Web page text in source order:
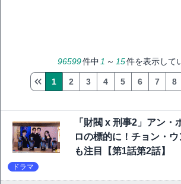
96599件中 1 ～ 15件を表示して
1 2 3 4 5 6 7 8
「財閥 x 刑事2」アン・
ロの標的に！チョン・
も注目【第1話第2話】
ドラマ